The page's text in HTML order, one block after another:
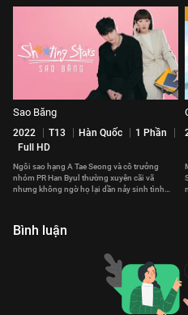
Sao Băng
2022 T13 Hàn Quốc
1 Phần
Full HD
Ngôi sao hạng A Tae Seong và cô trưởng
nhóm PR Han Byul thường xuyên cãi vã
nhưng không ngờ họ lại dần nảy sinh tình
Bình luận